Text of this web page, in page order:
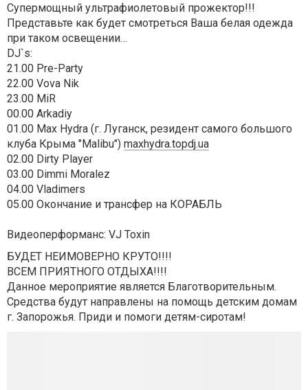
Супермощный ультрафиолетовый прожектор!!!
Представьте как будет смотреться Ваша белая одежда
при таком освещении…
DJ`s:
21.00 Pre-Party
22.00 Vova Nik
23.00 MiR
00.00 Arkadiy
01.00 Max Hydra (г. Луганск, резидент самого большого
клуба Крыма "Malibu") maxhydra.topdj.ua
02.00 Dirty Player
03.00 Dimmi Moralez
04.00 Vladimers
05.00 Окончание и трансфер на КОРАБЛЬ
Видеоперформанс: VJ Toxin
БУДЕТ НЕИМОВЕРНО КРУТО!!!!
ВСЕМ ПРИЯТНОГО ОТДЫХА!!!!
Данное мероприятие является Благотворительным.
Средства будут направлены на помощь детским домам
г. Запорожья. Приди и помоги детям-сиротам!